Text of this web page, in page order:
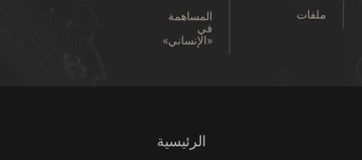
ملفات
المساهمة
في
«الإنساني»
الرئيسية